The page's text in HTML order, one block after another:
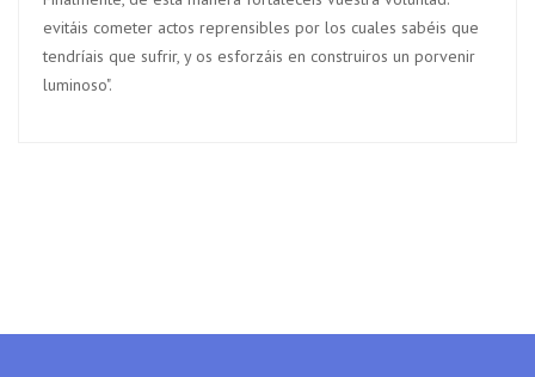
evitáis cometer actos reprensibles por los cuales sabéis que
tendríais que sufrir, y os esforzáis en construiros un porvenir
luminoso".